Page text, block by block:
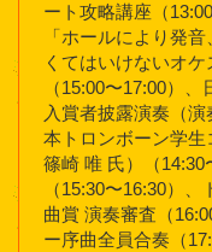
ート攻略講座（
「ホールにより発
くてはいけないオ
（15:00〜17:00）
入賞者披露演奏（
本トロンボーン学生
篠崎 唯 氏）（
（15:30〜16:30）
曲賞 演奏審査（
ー序曲全員合奏（